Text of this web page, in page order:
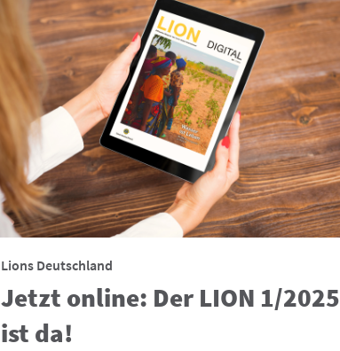
Lions Deutschland
Jetzt online: Der LION 1/2025
ist da!